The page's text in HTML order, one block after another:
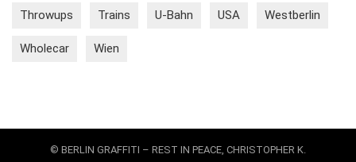
Throwups Trains U-Bahn USA Westberlin
Wholecar Wien
© BERLIN GRAFFITI – REST IN PEACE, CHRISTOPHER K.